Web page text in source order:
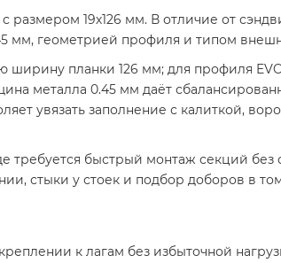
размером 19х126 мм. В отличие от
мм, геометрией профиля и типом
ширину планки 126 мм; для профиля
металла 0.45 мм даёт
увязать заполнение с калиткой,
требуется быстрый монтаж секций
стыки у стоек и подбор доборов в
к лагам без избыточной